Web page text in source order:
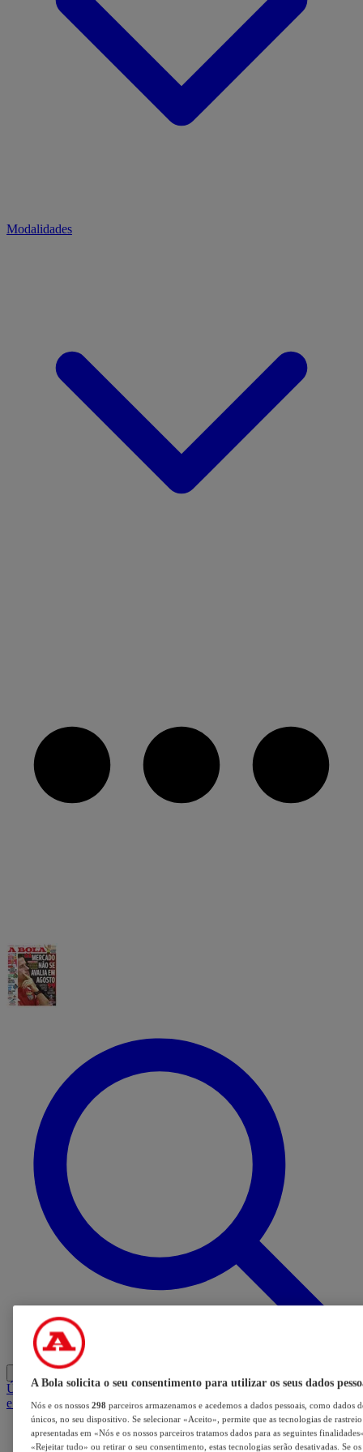
Modalidades
ÚltimasMercadoOpiniãoiGaming HubA BOLA SUGEREBarba
e Cabelo
A Bola solicita o seu consentimento para utilizar os seus dados
Nós e os nossos 298 parceiros armazenamos e acedemos a dados pessoais, como dados
únicos, no seu dispositivo. Se selecionar «Aceito», permite que as tecnologias de
apresentadas em «Nós e os nossos parceiros tratamos dados para as seguintes
«Rejeitar tudo» ou retirar o seu consentimento, estas tecnologias serão desativadas. Se